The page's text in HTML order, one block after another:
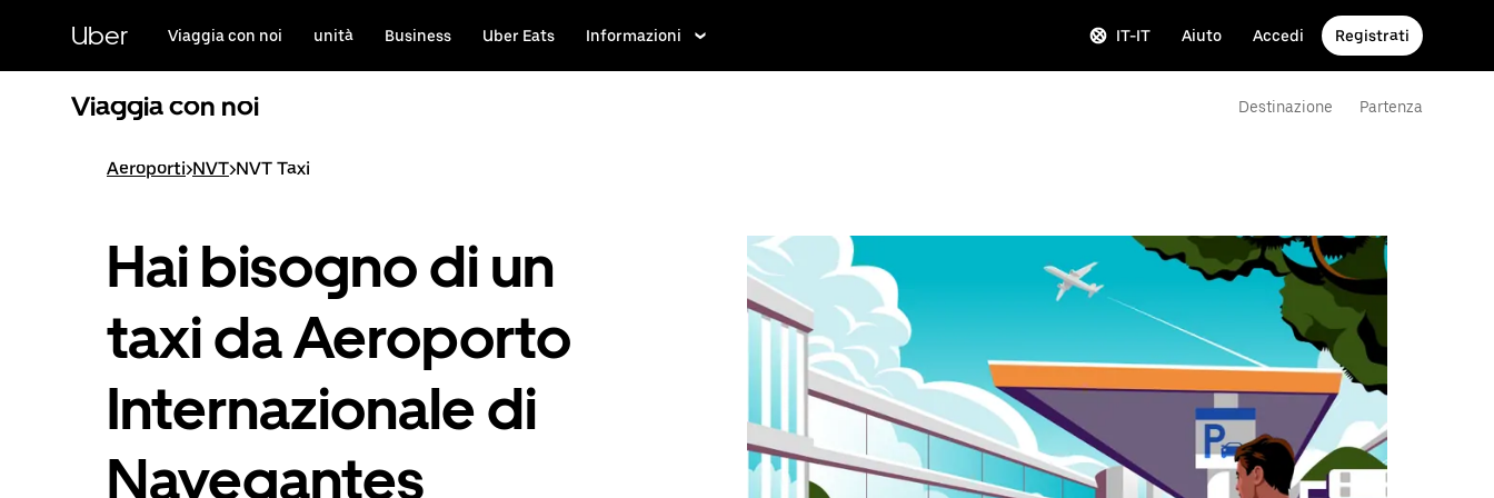
contenuto
principale
Uber Viaggia con noi unità Business Uber Eats Informazioni IT-IT Aiuto Accedi Registrati
Viaggia con noi Destinazione Partenza
Aeroporti>NVT>NVT Taxi
Hai bisogno di un
taxi da Aeroporto
Internazionale di
Navegantes